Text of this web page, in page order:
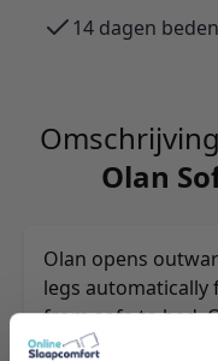
14 dagen
Olan
Olan opens
legs
from sofa to bed.
living made easy.